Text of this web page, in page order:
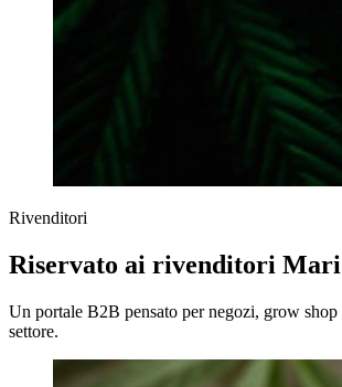
Rivenditori
Riservato ai rivenditori Mari
Un portale B2B pensato per negozi, grow
settore.